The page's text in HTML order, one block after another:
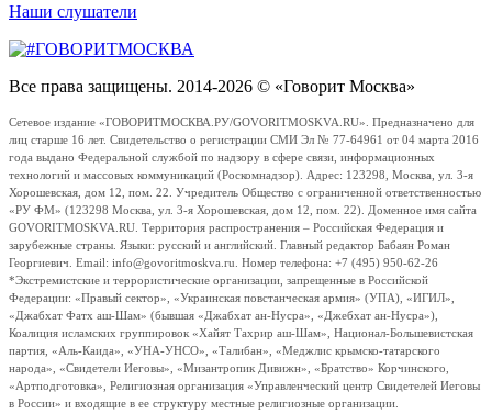
Наши слушатели
Все права защищены. 2014-2026 © «Говорит Москва»
Сетевое издание «ГОВОРИТМОСКВА.РУ/GOVORITMOSKVA.RU». Предназначено для
лиц старше 16 лет. Свидетельство о регистрации СМИ Эл № 77-64961 от 04 марта 2016
года выдано Федеральной службой по надзору в сфере связи, информационных
технологий и массовых коммуникаций (Роскомнадзор). Адрес: 123298, Москва, ул. 3-я
Хорошевская, дом 12, пом. 22. Учредитель Общество с ограниченной ответственностью
«РУ ФМ» (123298 Москва, ул. 3-я Хорошевская, дом 12, пом. 22). Доменное имя сайта
GOVORITMOSKVA.RU. Территория распространения – Российская Федерация и
зарубежные страны. Языки: русский и английский. Главный редактор Бабаян Роман
Георгиевич. Email: info@govoritmoskva.ru. Номер телефона: +7 (495) 950-62-26
*Экстремистские и террористические организации, запрещенные в Российской
Федерации: «Правый сектор», «Украинская повстанческая армия» (УПА), «ИГИЛ»,
«Джабхат Фатх аш-Шам» (бывшая «Джабхат ан-Нусра», «Джебхат ан-Нусра»),
Коалиция исламских группировок «Хайят Тахрир аш-Шам», Национал-Большевистская
партия, «Аль-Каида», «УНА-УНСО», «Талибан», «Меджлис крымско-татарского
народа», «Свидетели Иеговы», «Мизантропик Дивижн», «Братство» Корчинского,
«Артподготовка», Религиозная организация «Управленческий центр Свидетелей Иеговы
в России» и входящие в ее структуру местные религиозные организации.